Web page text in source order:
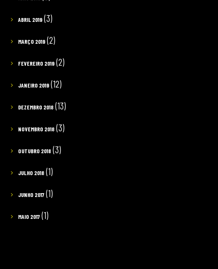
ABRIL 2019(3)
MARÇO 2019(2)
FEVEREIRO 2019(2)
JANEIRO 2019(12)
DEZEMBRO 2018(13)
NOVEMBRO 2018(3)
OUTUBRO 2018(3)
JULHO 2018(1)
JUNHO 2017(1)
MAIO 2017(1)